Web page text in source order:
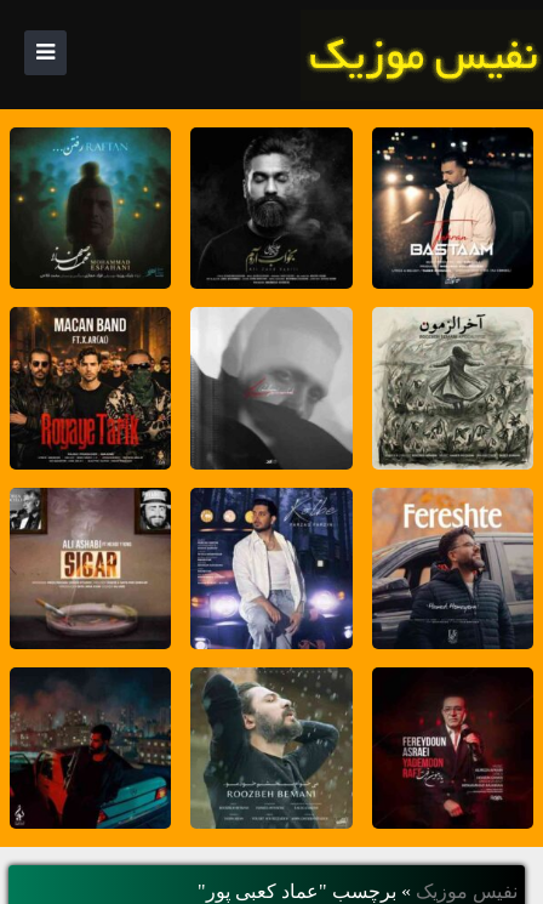
نفیس موزیک » برچسب "عماد کعبی پور"